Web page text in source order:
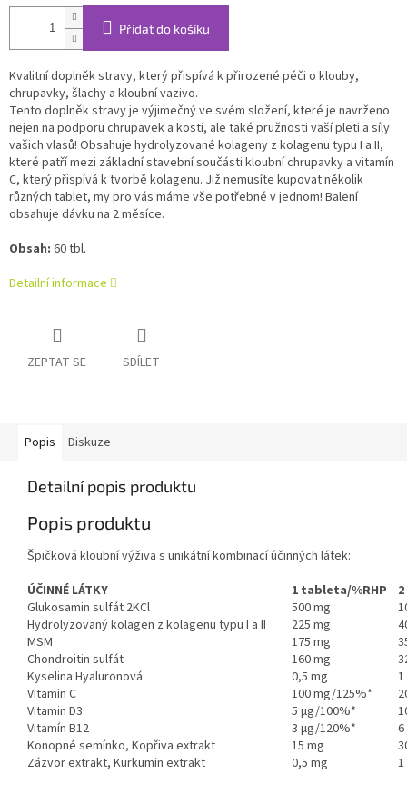
Přidat do košíku
Kvalitní doplněk stravy, který přispívá k přirozené péči o klouby,
chrupavky, šlachy a kloubní vazivo.
Tento doplněk stravy je výjimečný ve svém složení, které je navrženo
nejen na podporu chrupavek a kostí, ale také pružnosti vaší pleti a síly
vašich vlasů! Obsahuje hydrolyzované kolageny z kolagenu typu I a II,
které patří mezi základní stavební součásti kloubní chrupavky a vitamín
C, který přispívá k tvorbě kolagenu. Již nemusíte kupovat několik
různých tablet, my pro vás máme vše potřebné v jednom! Balení
obsahuje dávku na 2 měsíce.
Obsah: 60 tbl.
Detailní informace
ZEPTAT SE SDÍLET
Popis Diskuze
Detailní popis produktu
Popis produktu
Špičková kloubní výživa s unikátní kombinací účinných látek:
ÚČINNÉ LÁTKY
1 tableta/%RHP
Glukosamin sulfát 2KCl
500 mg
Hydrolyzovaný kolagen z kolagenu typu I a II
225 mg
MSM
175 mg
Chondroitin sulfát
160 mg
Kyselina Hyaluronová
0,5 mg
Vitamin C
100 mg/125%*
Vitamin D3
5 μg/100%*
Vitamín B12
3 μg/120%*
Konopné semínko, Kopřiva extrakt
15 mg
Zázvor extrakt, Kurkumin extrakt
0,5 mg